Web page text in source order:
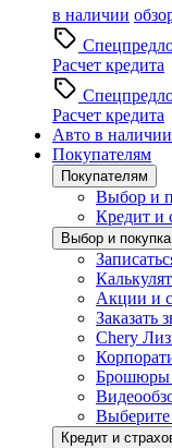
в наличии
Расчет кредита
Расчет кредита
Авто в наличии
Покупателям
Покупателям
Выбор и
Кредит и
Выбор и покупка
Акции и
Заказать
Chery
Брошюры
Кредит и